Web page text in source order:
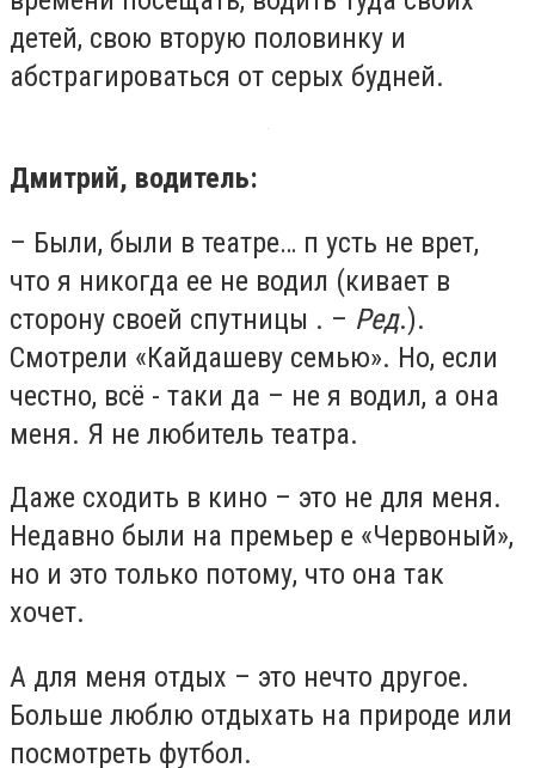
детей, свою вторую половинку и
абстрагироваться от серых будней.
Дмитрий, водитель:
– Были, были в театре… п усть не врет,
что я никогда ее не водил (кивает в
сторону своей спутницы . – Ред.).
Смотрели «Кайдашеву семью». Но, если
честно, всё - таки да – не я водил, а она
меня. Я не любитель театра.
Даже сходить в кино – это не для меня.
Недавно были на премьер е «Червоный»,
но и это только потому, что она так
хочет.
А для меня отдых – это нечто другое.
Больше люблю отдыхать на природе или
посмотреть футбол.